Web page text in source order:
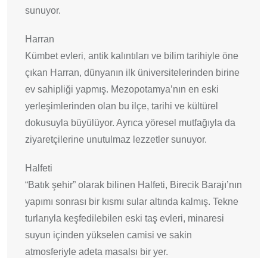
sunuyor.
Harran
Kümbet evleri, antik kalıntıları ve bilim tarihiyle öne
çıkan Harran, dünyanın ilk üniversitelerinden birine
ev sahipliği yapmış. Mezopotamya’nın en eski
yerleşimlerinden olan bu ilçe, tarihi ve kültürel
dokusuyla büyülüyor. Ayrıca yöresel mutfağıyla da
ziyaretçilerine unutulmaz lezzetler sunuyor.
Halfeti
“Batık şehir” olarak bilinen Halfeti, Birecik Barajı’nın
yapımı sonrası bir kısmı sular altında kalmış. Tekne
turlarıyla keşfedilebilen eski taş evleri, minaresi
suyun içinden yükselen camisi ve sakin
atmosferiyle adeta masalsı bir yer.